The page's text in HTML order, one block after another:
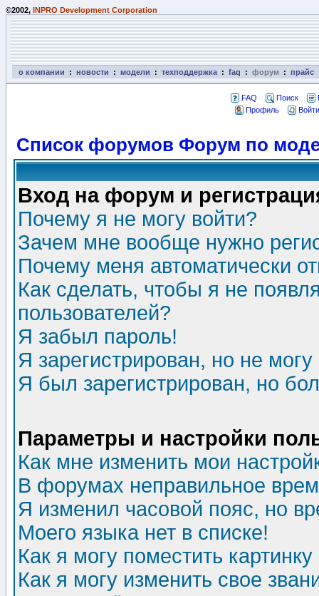
©2002, INPRO Development Corporation
о компании : новости : модели : техподдержка : faq : форум : прайс
FAQ Поиск
Профиль
Список форумов Форум по
Вход на форум и
Почему я не могу войти?
Зачем мне вообще нужно
Почему меня автоматически
Как сделать, чтобы я не
пользователей?
Я забыл пароль!
Я зарегистрирован, но не могу
Я был зарегистрирован, но
Параметры и настройки
Как мне изменить мои
В форумах неправильное
Я изменил часовой пояс, но
Моего языка нет в списке!
Как я могу поместить
Как я могу изменить свое